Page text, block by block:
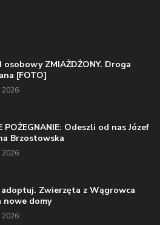
osobowy ZMIAŻDŻONY. Droga
[FOTO]
2026
POŻEGNANIE: Odeszli od nas Józef
Brzostowska
2026
adoptuj. Zwierzęta z Wągrowca
nowe domy
2026